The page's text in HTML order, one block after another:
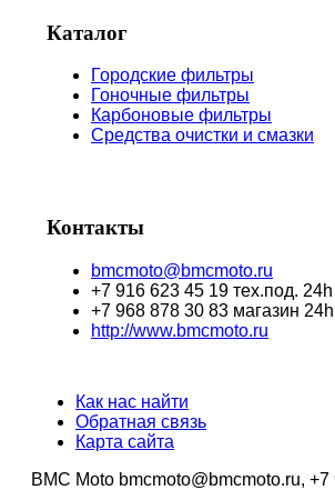
Каталог
Городские фильтры
Гоночные фильтры
Карбоновые фильтры
Средства очистки и смазки
Контакты
bmcmoto@bmcmoto.ru
+7 916 623 45 19 тех.под. 24h
+7 968 878 30 83 магазин 24h
http://www.bmcmoto.ru
Как нас найти
Обратная связь
Карта сайта
BMC Moto bmcmoto@bmcmoto.ru,